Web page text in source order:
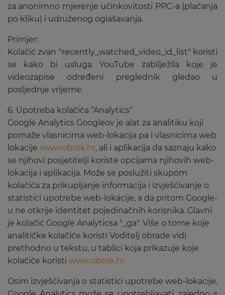
za anonimno mjerenje učinkovitosti PPC-a (plaćanja
po kliku) i udruženog oglašavanja.
Primjer:
Kolačić zvan "recently_watched_video_id_list" koristi
se kako bi usluga YouTube zabilježila koje je
videozapise određeni preglednik gledao u
posljednje vrijeme.
6. Upotreba kolačića ˝Analytics˝
Google Analytics Googleov je alat za analitiku koji
pomaže vlasnicima web-lokacija pa i vlasnicima web
lokacije www.obrok.hr, ali i aplikacija da saznaju kako
se njihovi posjetitelji koriste opcijama njihovih web-
lokacija i aplikacija. Može se poslužiti skupom
kolačića za prikupljanje informacija i izvješćivanje o
statistici upotrebe web-lokacije, a da pritom Google-
u ne otkrije identitet pojedinačnih korisnika. Glavni
je kolačić Google Analyticsa "_ga". Više o tome koje
analitičke kolačiće koristi Voditelj obrade vidi
prethodno u tekstu, u tablici koja prikazuje koje
kolačiće koristi www.obrok.hr
Osim izvješćivanja o statistici upotrebe web-lokacije,